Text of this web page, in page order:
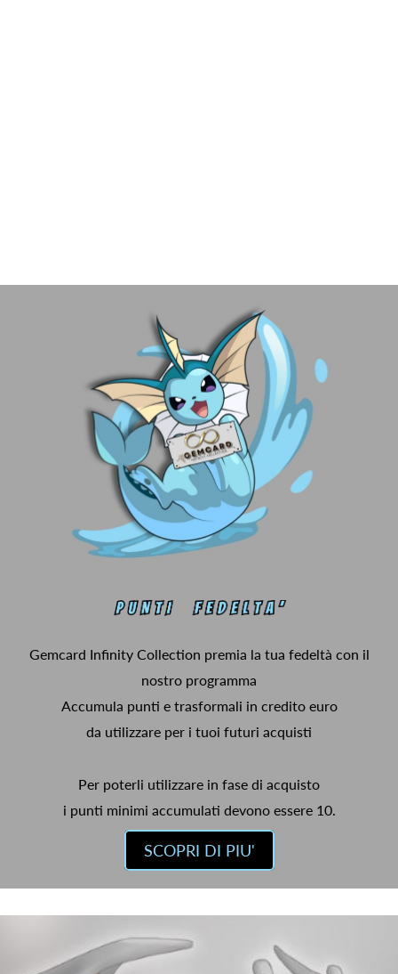
Gemcard Infinity Collection premia la tua fedeltà con il
nostro programma
Accumula punti e trasformali in credito euro
da utilizzare per i tuoi futuri acquisti
Per poterli utilizzare in fase di acquisto
i punti minimi accumulati devono essere 10.
SCOPRI DI PIU'